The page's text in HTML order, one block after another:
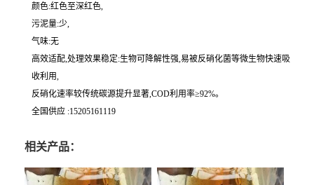
颜色:红色至深红色,
污泥量:少,
气味:无
高效适配,处理效果稳定:生物可降解性强,易被反硝化菌等微生物快速吸
收利用,
反硝化速率较传统碳源提升显著,COD利用率≥92%。
全国供应 :15205161119
相关产品：